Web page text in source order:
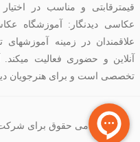
قیمترقابتی و مناسب در
عکاسی دیدنگار: آموزشگاه
علاقمندان در زمینه
آنلاین و حضوری فعالیت میکند.
تخصصی است و برای هنرجویان
تمامی حقوق برای